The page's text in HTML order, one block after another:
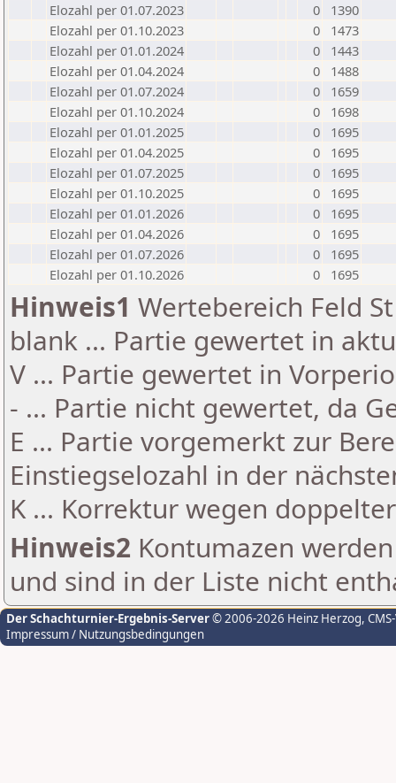
Elozahl per 01.07.2023
0
1390
Elozahl per 01.10.2023
0
1473
Elozahl per 01.01.2024
0
1443
Elozahl per 01.04.2024
0
1488
Elozahl per 01.07.2024
0
1659
Elozahl per 01.10.2024
0
1698
Elozahl per 01.01.2025
0
1695
Elozahl per 01.04.2025
0
1695
Elozahl per 01.07.2025
0
1695
Elozahl per 01.10.2025
0
1695
Elozahl per 01.01.2026
0
1695
Elozahl per 01.04.2026
0
1695
Elozahl per 01.07.2026
0
1695
Elozahl per 01.10.2026
0 1695
Hinweis1 Wertebereich Feld
blank ... Partie gewertet in
V ... Partie gewertet in
- ... Partie nicht gewertet, da
E ... Partie vorgemerkt zur
Einstiegselozahl in der
K ... Korrektur wegen
Hinweis2 Kontumazen
und sind in der Liste nicht
Der Schachturnier-Ergebnis-Server© 2006-2026 Heinz Herzog,
Impressum / Nutzungsbedingungen